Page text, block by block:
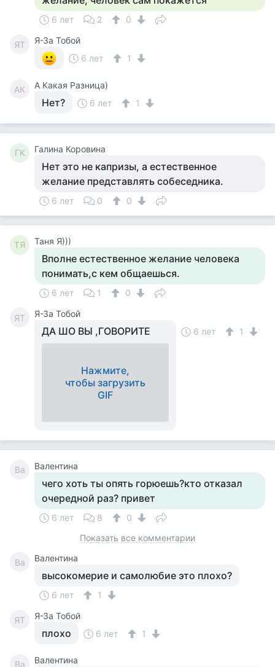
6 лет 2 0
ЯТ
Я-За Тобой
6 лет
1
АК А Какая Разница)
Нет? 6 лет 1
ГК Галина Коровина
Нет это не капризы, а естественное
желание представлять собеседника.
6 лет 0 0
ТЯ Таня Я)))
Вполне естественное желание человека
понимать,с кем общаешься.
6 лет 1 0
ЯТ Я-За Тобой
ДА ШО ВЫ ,ГОВОРИТЕ
Нажмите,
чтобы загрузить
GIF
6 лет 1
Ва Валентина
чего хоть ты опять горюешь?кто отказал
очередной раз? привет
6 лет 8
0
Показать все комментарии
Ва Валентина
высокомерие и самолюбие это плохо?
6 лет 1
ЯТ Я-За Тобой
плохо 6 лет 1
Ва Валентина